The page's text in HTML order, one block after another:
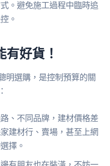
。避免施工過程中臨時追
。
好貨！
明選購，是控制預算的關
、不同品牌，建材價格差
建材行、賣場，甚至上網
擇。